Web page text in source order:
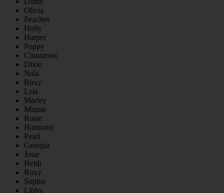
Olivia
Peaches
Holly
Harper
Poppy
Cinnamon
Dixie
Nala
Roxy
Leia
Marley
Minnie
Rosie
Harmony
Pearl
Georgia
Josie
Heidi
Roxy
Sophie
Libby